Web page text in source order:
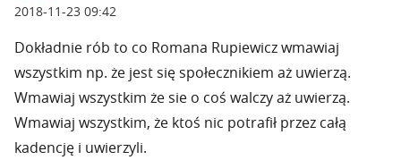
2018-11-23 09:42
Dokładnie rób to co Romana Rupiewicz wmawiaj
wszystkim np. że jest się społecznikiem aż uwierzą.
Wmawiaj wszystkim że sie o coś walczy aż uwierzą.
Wmawiaj wszystkim, że ktoś nic potrafił przez całą
kadencję i uwierzyli.